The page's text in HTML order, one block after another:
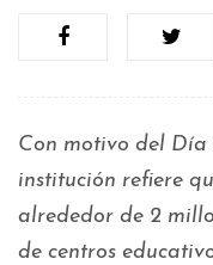
Con motivo del
institución refiere
alrededor de 2
de centros